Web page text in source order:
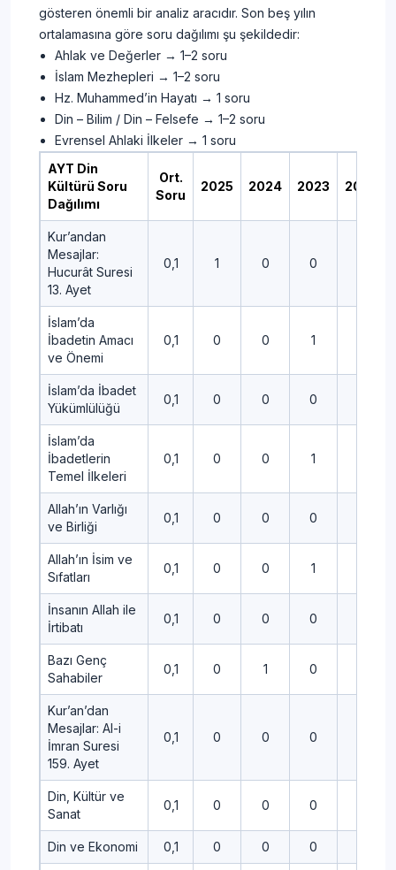
gösteren önemli bir analiz aracıdır. Son beş yılın
ortalamasına göre soru dağılımı şu şekildedir:
Ahlak ve Değerler → 1–2 soru
İslam Mezhepleri → 1–2 soru
Hz. Muhammed’in Hayatı → 1 soru
Din – Bilim / Din – Felsefe → 1–2 soru
Evrensel Ahlaki İlkeler → 1 soru
AYT Din
Kültürü Soru
Dağılımı
Ort.
Soru
2025 2024 2023 2022
Kur’andan
Mesajlar:
Hucurât Suresi
13. Ayet
0,1 1 0 0
İslam’da
İbadetin Amacı
ve Önemi
0,1 0 0 1
İslam’da İbadet
Yükümlülüğü
0,1 0 0 0
İslam’da
İbadetlerin
Temel İlkeleri
0,1 0 0 1
Allah’ın Varlığı
ve Birliği
0,1 0 0 0
Allah’ın İsim ve
Sıfatları
0,1 0 0 1
İnsanın Allah ile
İrtibatı
0,1 0 0 0
Bazı Genç
Sahabiler
0,1 0 1 0
Kur’an’dan
Mesajlar: Al-i
İmran Suresi
159. Ayet
0,1 0 0 0
Din, Kültür ve
Sanat
0,1 0 0 0
Din ve Ekonomi 0,1 0 0 0